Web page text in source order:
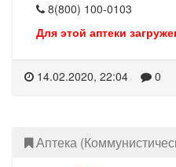
8(800) 100-0103
Для этой аптеки
14.02.2020, 22:04 0
Аптека